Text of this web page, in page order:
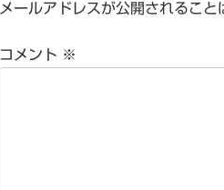
メールアドレスが公開されること
コメント ※